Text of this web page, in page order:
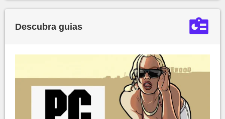
Descubra guias